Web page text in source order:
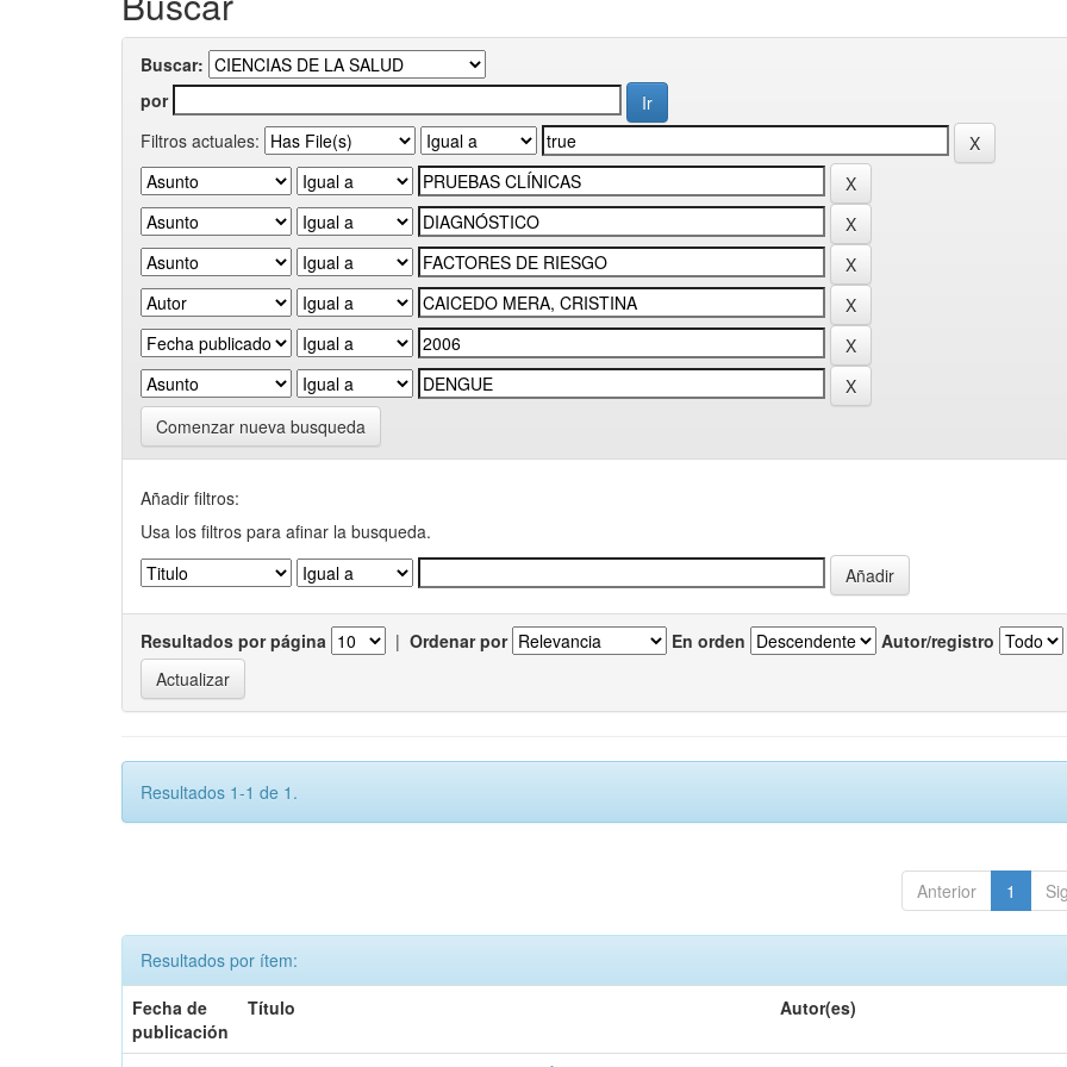
Buscar:
por
Filtros actuales:
Comenzar nueva busqueda
Añadir filtros:
Usa los filtros para afinar la busqueda.
Resultados por página | Ordenar por En orden Autor/registro
Resultados 1-1 de 1.
Anterior 1
Resultados por ítem:
Fecha de
publicación
Título Autor(es)